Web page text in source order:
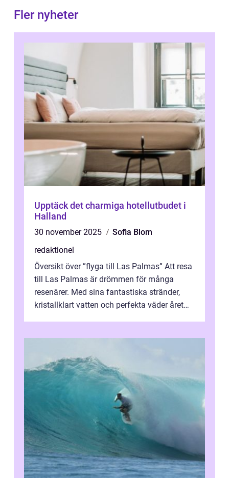
Fler nyheter
Upptäck det charmiga hotellutbudet i
Halland
30 november 2025
Sofia Blom
redaktionel
Översikt över ”flyga till Las Palmas” Att resa
till Las Palmas är drömmen för många
resenärer. Med sina fantastiska stränder,
kristallklart vatten och perfekta väder året